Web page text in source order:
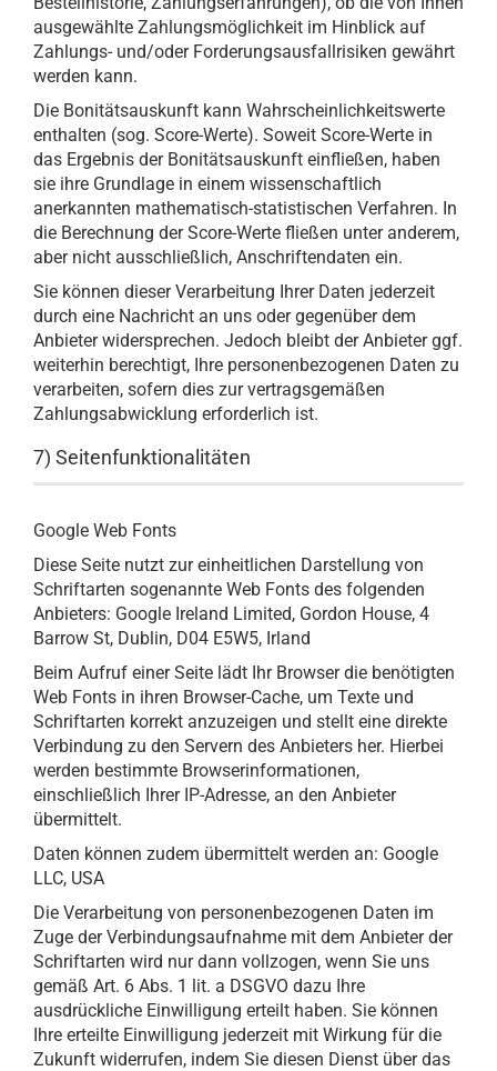
ausgewählte Zahlungsmöglichkeit im Hinblick auf
Zahlungs- und/oder Forderungsausfallrisiken gewährt
werden kann.
Die Bonitätsauskunft kann Wahrscheinlichkeitswerte
enthalten (sog. Score-Werte). Soweit Score-Werte in
das Ergebnis der Bonitätsauskunft einfließen, haben
sie ihre Grundlage in einem wissenschaftlich
anerkannten mathematisch-statistischen Verfahren. In
die Berechnung der Score-Werte fließen unter anderem,
aber nicht ausschließlich, Anschriftendaten ein.
Sie können dieser Verarbeitung Ihrer Daten jederzeit
durch eine Nachricht an uns oder gegenüber dem
Anbieter widersprechen. Jedoch bleibt der Anbieter ggf.
weiterhin berechtigt, Ihre personenbezogenen Daten zu
verarbeiten, sofern dies zur vertragsgemäßen
Zahlungsabwicklung erforderlich ist.
7) Seitenfunktionalitäten
Google Web Fonts
Diese Seite nutzt zur einheitlichen Darstellung von
Schriftarten sogenannte Web Fonts des folgenden
Anbieters: Google Ireland Limited, Gordon House, 4
Barrow St, Dublin, D04 E5W5, Irland
Beim Aufruf einer Seite lädt Ihr Browser die benötigten
Web Fonts in ihren Browser-Cache, um Texte und
Schriftarten korrekt anzuzeigen und stellt eine direkte
Verbindung zu den Servern des Anbieters her. Hierbei
werden bestimmte Browserinformationen,
einschließlich Ihrer IP-Adresse, an den Anbieter
übermittelt.
Daten können zudem übermittelt werden an: Google
LLC, USA
Die Verarbeitung von personenbezogenen Daten im
Zuge der Verbindungsaufnahme mit dem Anbieter der
Schriftarten wird nur dann vollzogen, wenn Sie uns
gemäß Art. 6 Abs. 1 lit. a DSGVO dazu Ihre
ausdrückliche Einwilligung erteilt haben. Sie können
Ihre erteilte Einwilligung jederzeit mit Wirkung für die
Zukunft widerrufen, indem Sie diesen Dienst über das